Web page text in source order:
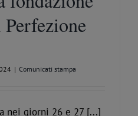
| Comunicati stampa
nei giorni 26 e 27 [...]